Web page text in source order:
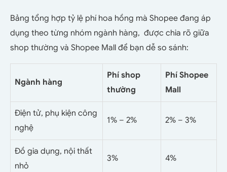
Bảng tổng hợp tỷ lệ phí hoa hồng mà Shopee đang áp
dụng theo từng nhóm ngành hàng, được chia rõ giữa
shop thường và Shopee Mall để bạn dễ so sánh:
Ngành hàng
Phí shop
thường
Phí Shopee
Mall
Điện tử, phụ kiện công
nghệ
1% – 2% 2% – 3%
Đồ gia dụng, nội thất
nhỏ
3% 4%